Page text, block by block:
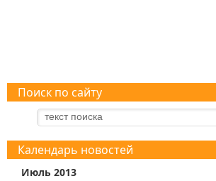
Поиск по сайту
Календарь новостей
Июль 2013